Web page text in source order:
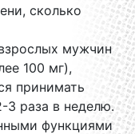
сколько
мужчин
100 мг),
принимать
раза в неделю.
функциями